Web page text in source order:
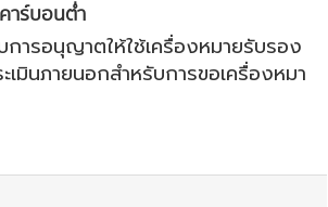
าร์บอนต่ำ
การอนุญาตให้ใช้เครื่องหมายรับรอง
เมินภายนอกสำหรับการขอเครื่องหมา